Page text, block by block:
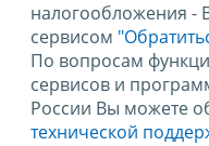
налогообложения -
сервисом
По вопросам
сервисов и
России Вы можете
технической